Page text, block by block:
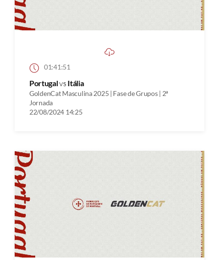
01:41:51
Portugalvs Itália
GoldenCat Masculina 2025 | Fase de Grupos | 2ª
Jornada
22/08/2024 14:25